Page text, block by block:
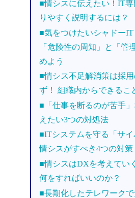
■情シスに伝えたい！IT
りやすく説明するには？
■気をつけたいシャドー
「危険性の周知」と「管
めよう
■情シス不足解消策は採
ず！ 組織内からできるこ
■「仕事を断るのが苦手
えたい3つの対処法
■ITシステムを守る「サ
情シスがすべき4つの対策
■情シスはDXを考えてい
何をすればいいのか？
■長期化したテレワーク